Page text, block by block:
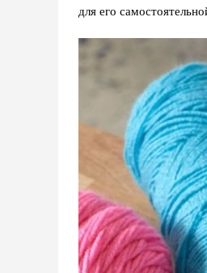
для его